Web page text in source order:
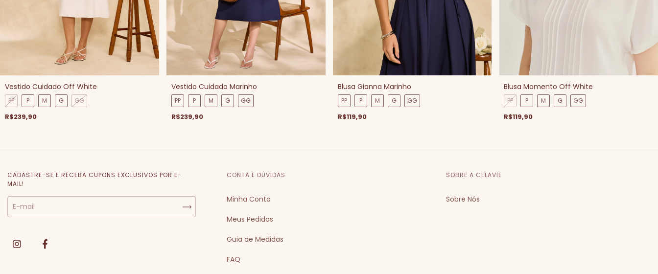
Vestido Cuidado Off White
PP P M G GG
R$239,90
Vestido Cuidado Marinho
PP P M G GG
R$239,90
Blusa Gianna Marinho
PP P M G GG
R$119,90
Blusa Momento Off White
PP P M G GG
R$119,90
CADASTRE-SE E RECEBA CUPONS EXCLUSIVOS POR E-
MAIL!
CONTA E DÚVIDAS
Minha Conta
Meus Pedidos
Guia de Medidas
FAQ
SOBRE A CELAVIE
Sobre Nós